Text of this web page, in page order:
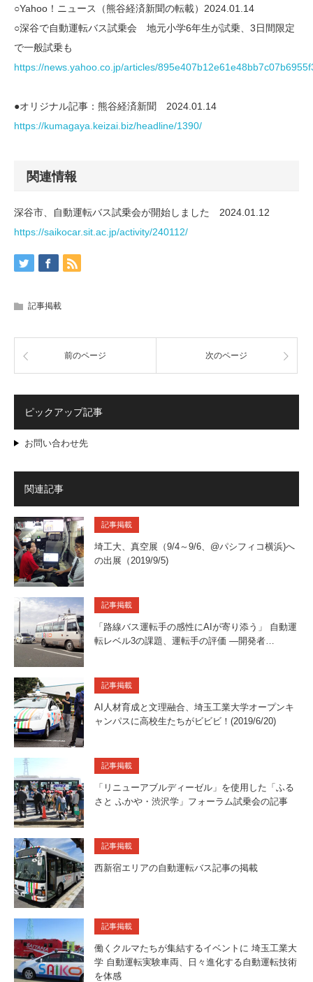
○Yahoo！ニュース（熊谷経済新聞の転載）2024.01.14
○深谷で自動運転バス試乗会 地元小学6年生が試乗、3日間限定
で一般試乗も
https://news.yahoo.co.jp/articles/
●オリジナル記事：熊谷経済新聞 2024.01.14
https://kumagaya.keizai.biz/headline/1390/
関連情報
深谷市、自動運転バス試乗会が開始しました 2024.01.12
https://saikocar.sit.ac.jp/activity/240112/
記事掲載
前のページ 次のページ
ピックアップ記事
お問い合わせ先
関連記事
記事掲載
埼工大、真空展（9/4～9/6、@パシフィコ横浜)へ
の出展（2019/9/5)
記事掲載
「路線バス運転手の感性にAIが寄り添う」 自動運
転レベル3の課題、運転手の評価 —開発者…
記事掲載
AI人材育成と文理融合、埼玉工業大学オープンキ
ャンパスに高校生たちがビビビ！(2019/6/20)
記事掲載
「リニューアブルディーゼル」を使用した「ふる
さと ふかや・渋沢学」フォーラム試乗会の記事
記事掲載
西新宿エリアの自動運転バス記事の掲載
記事掲載
働くクルマたちが集結するイベントに 埼玉工業大
学 自動運転実験車両、日々進化する自動運転技術
を体感